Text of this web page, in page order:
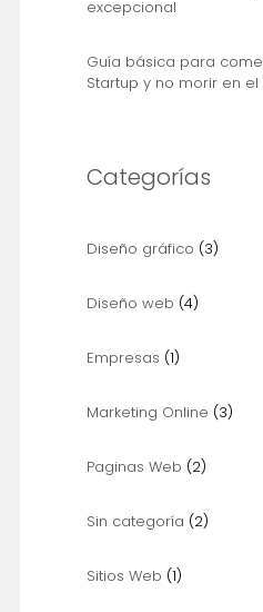
excepcional
Guía básica para
Startup y no morir en el
Categorías
Diseño gráfico (3)
Diseño web (4)
Empresas (1)
Marketing Online (3)
Paginas Web (2)
Sin categoría (2)
Sitios Web (1)